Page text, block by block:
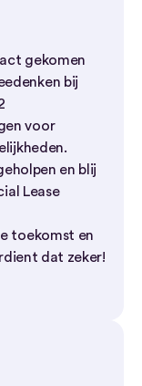
gekomen
bij
voor
en blij
Lease
toekomst en
dat zeker!